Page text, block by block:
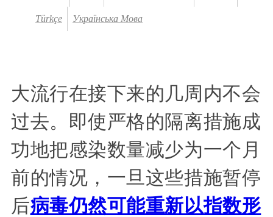
Türkçe Українська Мова
大流行在接下来的几周内不会
过去。即使严格的隔离措施成
功地把感染数量减少为一个月
前的情况，一旦这些措施暂停
后病毒仍然可能重新以指数形